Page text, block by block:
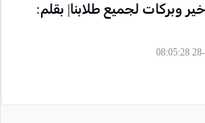
وبركات لجميع طلابنا| بقلم: